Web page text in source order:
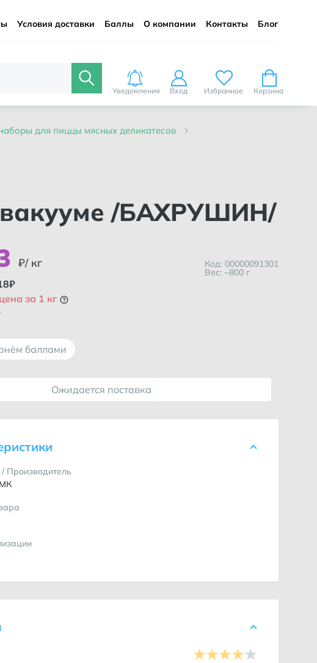
Условия доставки Баллы О компании Контакты Блог
Уведомления Вход Избранное Корзина
наборы для пиццы мясных деликатесов
вакууме /БАХРУШИН/
₽/ кг Код: 00000091301
Вес: ~800 г
₽
за 1 кг
баллами
Ожидается поставка
Производитель